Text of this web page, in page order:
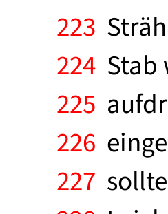
223
224 Stab
225
226
227